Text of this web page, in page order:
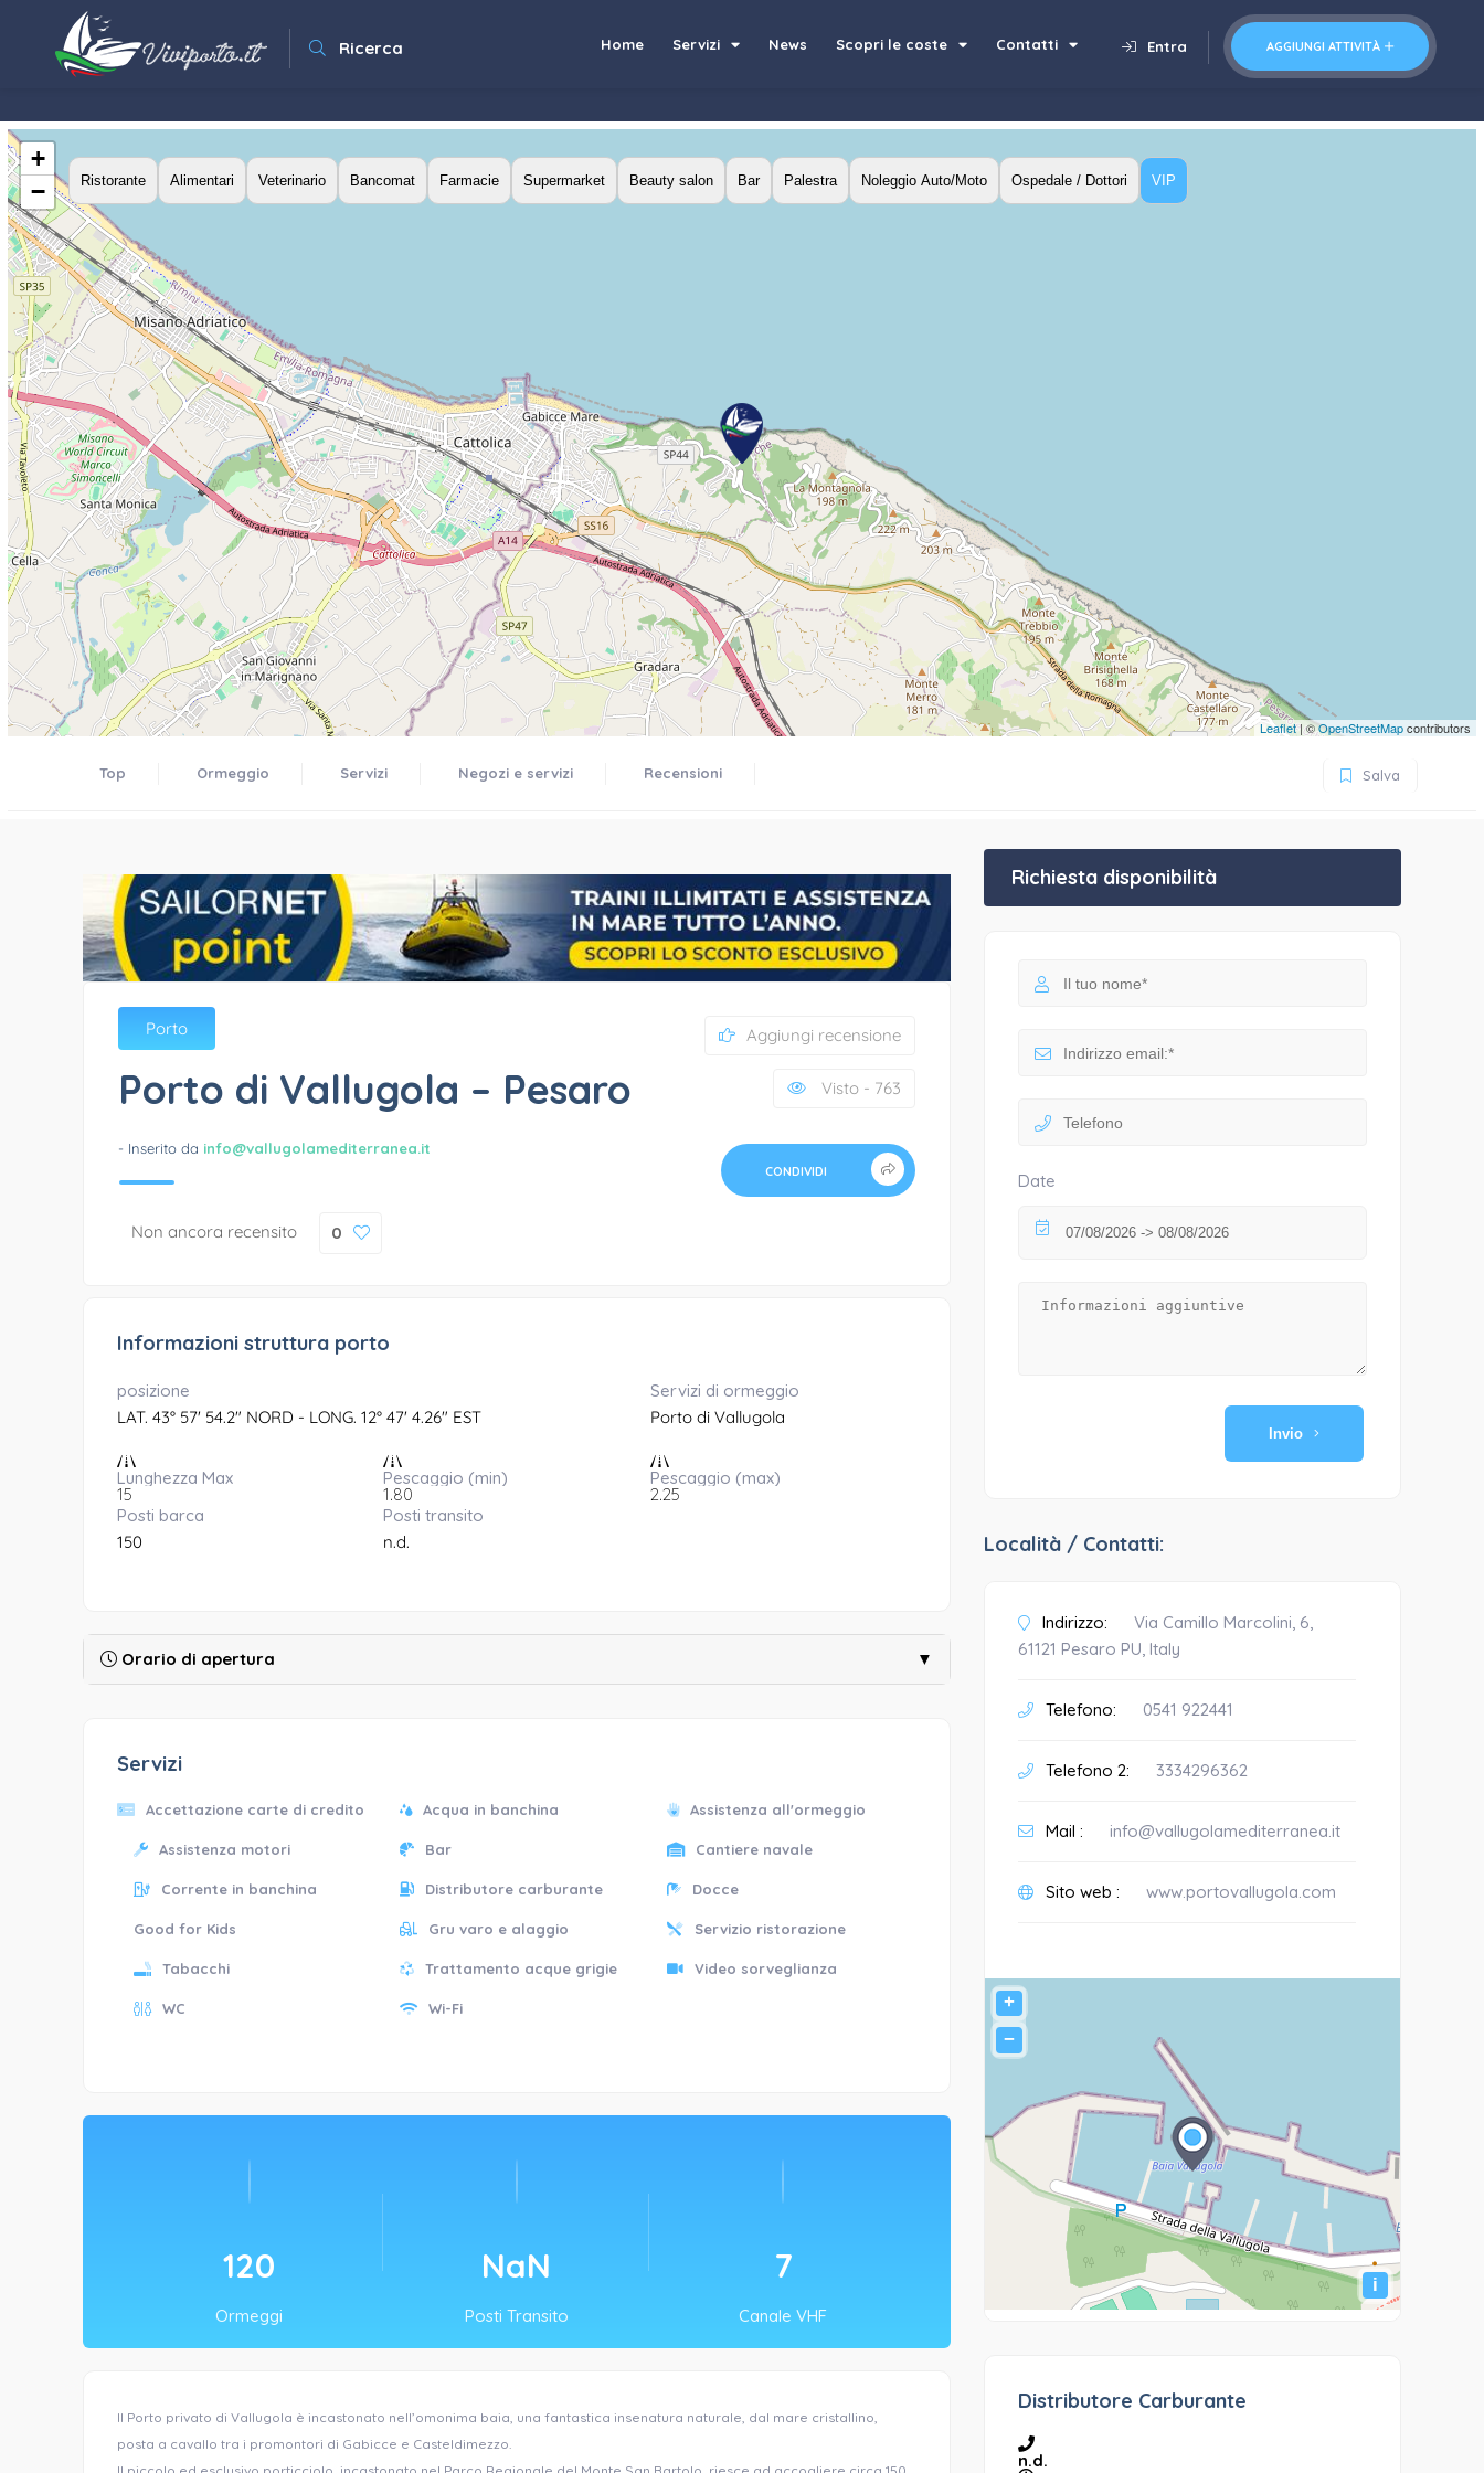
Ricerca AGGIUNGI ATTIVITÀ
Entra
Home Servizi News Scopri le coste Contatti
Ristorante Alimentari Veterinario Bancomat Farmacie Supermarket Beauty salon Bar Palestra Noleggio Auto/Moto Ospedale / Dottori VIP
+
−
Leaflet| ©OpenStreetMapcontributors
Top Ormeggio Servizi Negozi e servizi Recensioni Salva
Porto
Porto di Vallugola – Pesaro
- Inserito da info@vallugolamediterranea.it
Non ancora recensito 0
Aggiungi recensione
Visto - 763
CONDIVIDI
Informazioni struttura porto
posizione
LAT. 43° 57' 54.2" NORD - LONG. 12° 47' 4.26" EST
Servizi di ormeggio
Porto di Vallugola
Lunghezza Max
15
Pescaggio (min)
1.80
Pescaggio (max)
2.25
Posti barca
150
Posti transito
n.d.
Orario di apertura ▼
Servizi
Accettazione carte di credito Acqua in banchina Assistenza all'ormeggio
Assistenza motori Bar Cantiere navale
Corrente in banchina Distributore carburante Docce
Good for Kids Gru varo e alaggio Servizio ristorazione
Tabacchi Trattamento acque grigie Video sorveglianza
WC Wi-Fi
150
Ormeggi
NaN
Posti Transito
9
Canale VHF
Il Porto privato di Vallugola è incastonato nell’omonima baia, una fantastica insenatura naturale, dal mare cristallino,
posta a cavallo tra i promontori di Gabicce e Casteldimezzo.
Richiesta disponibilità
Date
Invio
Località / Contatti:
Indirizzo:
Via Camillo Marcolini, 6,
61121 Pesaro PU, Italy
Telefono: 0541 922441
Telefono 2: 3334296362
Mail : info@vallugolamediterranea.it
Sito web : www.portovallugola.com
+
−
i
Distributore Carburante
n.d.